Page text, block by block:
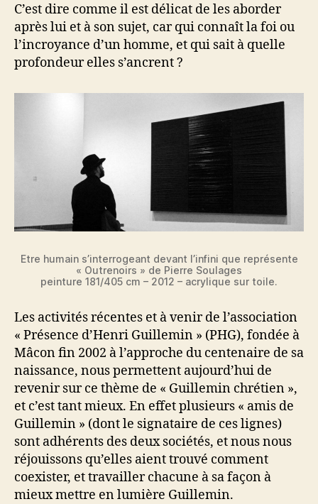
C’est dire comme il est délicat de les aborder
après lui et à son sujet, car qui connaît la foi ou
l’incroyance d’un homme, et qui sait à quelle
profondeur elles s’ancrent ?
Etre humain s’interrogeant devant l’infini que représente
« Outrenoirs » de Pierre Soulages
peinture 181/405 cm – 2012 – acrylique sur toile.
Les activités récentes et à venir de l’association
« Présence d’Henri Guillemin » (PHG), fondée à
Mâcon fin 2002 à l’approche du centenaire de sa
naissance, nous permettent aujourd’hui de
revenir sur ce thème de « Guillemin chrétien »,
et c’est tant mieux. En effet plusieurs « amis de
Guillemin » (dont le signataire de ces lignes)
sont adhérents des deux sociétés, et nous nous
réjouissons qu’elles aient trouvé comment
coexister, et travailler chacune à sa façon à
mieux mettre en lumière Guillemin.